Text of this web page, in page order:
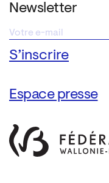
Newsletter
Espace presse